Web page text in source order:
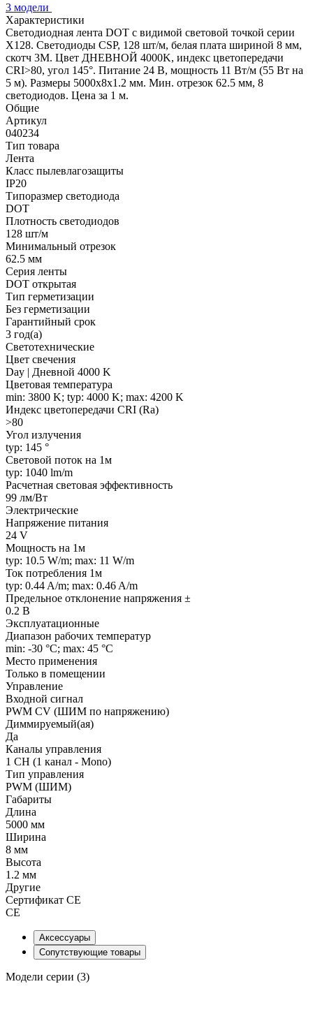
3 модели
Характеристики
Светодиодная лента DOT с видимой световой точкой серии
X128. Светодиоды CSP, 128 шт/м, белая плата шириной 8 мм,
скотч 3M. Цвет ДНЕВНОЙ 4000K, индекс цветопередачи
CRI>80, угол 145°. Питание 24 В, мощность 11 Вт/м (55 Вт на
5 м). Размеры 5000х8х1.2 мм. Мин. отрезок 62.5 мм, 8
светодиодов. Цена за 1 м.
Общие
Артикул
040234
Тип товара
Лента
Класс пылевлагозащиты
IP20
Типоразмер светодиода
DOT
Плотность светодиодов
128 шт/м
Минимальный отрезок
62.5 мм
Серия ленты
DOT открытая
Тип герметизации
Без герметизации
Гарантийный срок
3 год(а)
Светотехнические
Цвет свечения
Day | Дневной 4000 K
Цветовая температура
min: 3800 K; typ: 4000 K; max: 4200 K
Индекс цветопередачи CRI (Ra)
>80
Угол излучения
typ: 145 °
Световой поток на 1м
typ: 1040 lm/m
Расчетная световая эффективность
99 лм/Вт
Электрические
Напряжение питания
24 V
Мощность на 1м
typ: 10.5 W/m; max: 11 W/m
Ток потребления 1м
typ: 0.44 A/m; max: 0.46 A/m
Предельное отклонение напряжения ±
0.2 В
Эксплуатационные
Диапазон рабочих температур
min: -30 °C; max: 45 °C
Место применения
Только в помещении
Управление
Входной сигнал
PWM СV (ШИМ по напряжению)
Диммируемый(ая)
Да
Каналы управления
1 CH (1 канал - Mono)
Тип управления
PWM (ШИМ)
Габариты
Длина
5000 мм
Ширина
8 мм
Высота
1.2 мм
Другие
Сертификат CE
CE
Аксессуары
Сопутствующие товары
Модели серии (3)